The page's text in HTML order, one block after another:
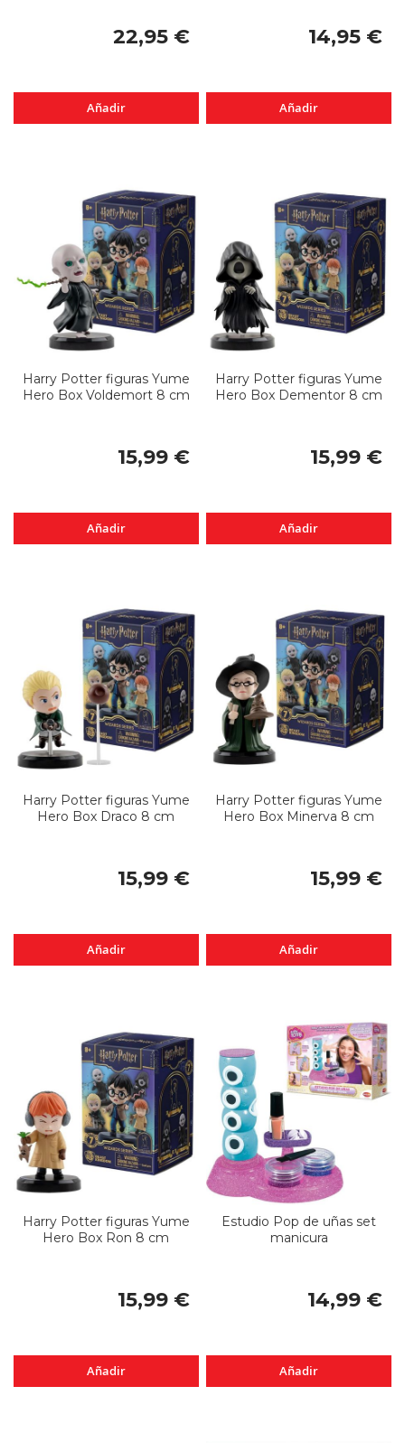
22,95 €
Añadir
14,95 €
Añadir
Harry Potter figuras Yume
Hero Box Voldemort 8 cm
15,99 €
Añadir
Harry Potter figuras Yume
Hero Box Dementor 8 cm
15,99 €
Añadir
Harry Potter figuras Yume
Hero Box Draco 8 cm
15,99 €
Añadir
Harry Potter figuras Yume
Hero Box Minerva 8 cm
15,99 €
Añadir
Harry Potter figuras Yume
Hero Box Ron 8 cm
15,99 €
Añadir
Estudio Pop de uñas set
manicura
14,99 €
Añadir